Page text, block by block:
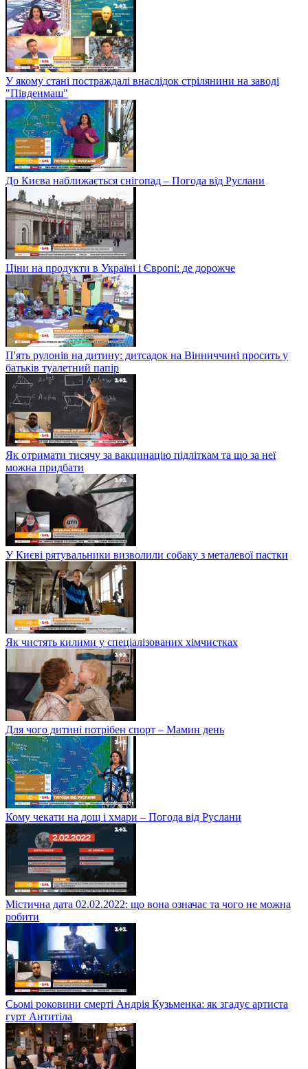
У якому стані постраждалі внаслідок стрілянини на заводі
"Південмаш"
До Києва наближається снігопад – Погода від Руслани
Ціни на продукти в Україні і Європі: де дорожче
П'ять рулонів на дитину: дитсадок на Вінниччині просить у
батьків туалетний папір
Як отримати тисячу за вакцинацію підліткам та що за неї
можна придбати
У Києві рятувальники визволили собаку з металевої пастки
Як чистять килими у спеціалізованих хімчистках
Для чого дитині потрібен спорт – Мамин день
Кому чекати на дощ і хмари – Погода від Руслани
Містична дата 02.02.2022: що вона означає та чого не можна
робити
Сьомі роковини смерті Андрія Кузьменка: як згадує артиста
гурт Антитіла